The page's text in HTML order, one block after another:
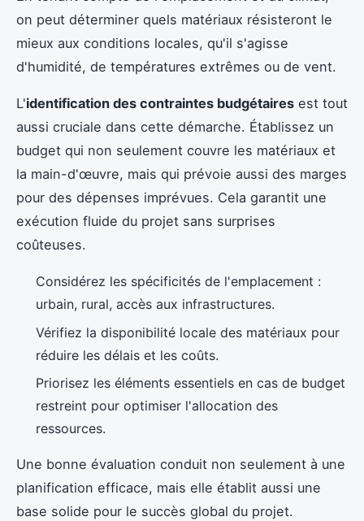
on peut déterminer quels matériaux résisteront le
mieux aux conditions locales, qu'il s'agisse
d'humidité, de températures extrêmes ou de vent.
L'identification des contraintes budgétaires est tout
aussi cruciale dans cette démarche. Établissez un
budget qui non seulement couvre les matériaux et
la main-d'œuvre, mais qui prévoie aussi des marges
pour des dépenses imprévues. Cela garantit une
exécution fluide du projet sans surprises
coûteuses.
Considérez les spécificités de l'emplacement :
urbain, rural, accès aux infrastructures.
Vérifiez la disponibilité locale des matériaux pour
réduire les délais et les coûts.
Priorisez les éléments essentiels en cas de budget
restreint pour optimiser l'allocation des
ressources.
Une bonne évaluation conduit non seulement à une
planification efficace, mais elle établit aussi une
base solide pour le succès global du projet.